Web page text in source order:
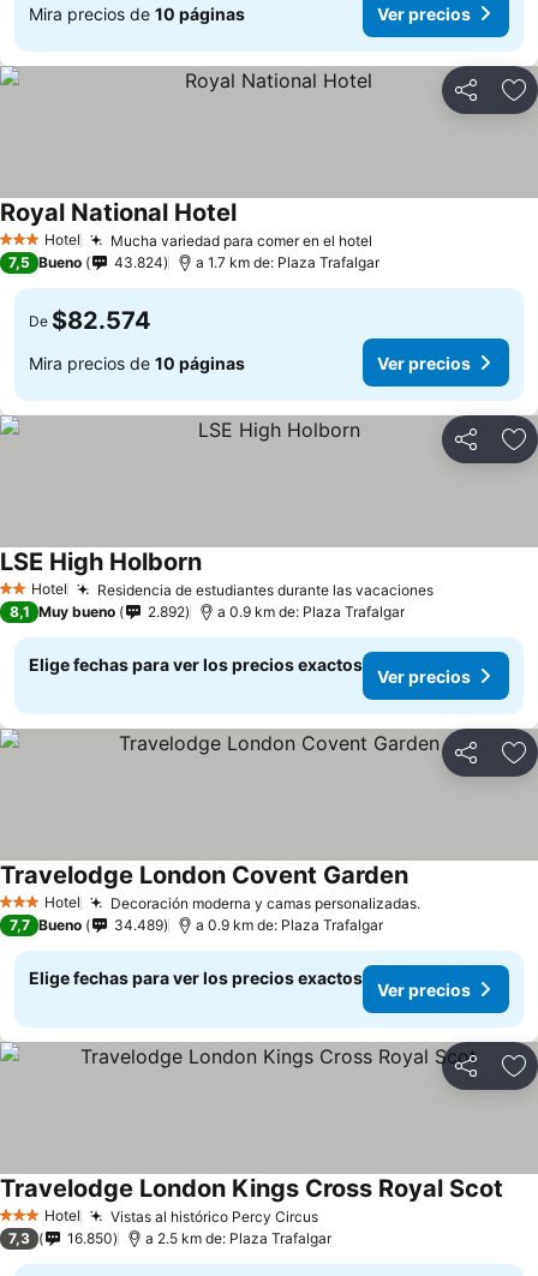
Mira precios de 10 páginas Ver precios
Compartir
3 Estrellas
Hotel Mucha variedad para comer en el hotel
Royal National Hotel
7,5 Bueno 43.824 a 1.7 km de: Plaza Trafalgar
De $82.574
Mira precios de 10 páginas Ver precios
Compartir
2 Estrellas
Hotel Residencia de estudiantes durante las vacaciones
LSE High Holborn
8,1 Muy bueno 2.892 a 0.9 km de: Plaza Trafalgar
Elige fechas para ver los precios exactos
Ver precios
Compartir
3 Estrellas
Hotel Decoración moderna y camas personalizadas.
Travelodge London Covent Garden
7,7 Bueno 34.489 a 0.9 km de: Plaza Trafalgar
Elige fechas para ver los precios exactos
Ver precios
Compartir
3 Estrellas
Hotel Vistas al histórico Percy Circus
Travelodge London Kings Cross Royal Scot
7,3 16.850 a 2.5 km de: Plaza Trafalgar